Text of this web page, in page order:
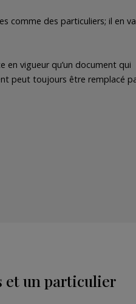
comme des particuliers; il en va
en vigueur qu’un document qui
peut toujours être remplacé
et un particulier